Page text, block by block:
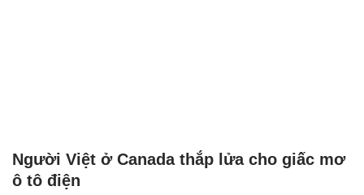
Người Việt ở Canada thắp lửa cho giấc mơ
ô tô điện